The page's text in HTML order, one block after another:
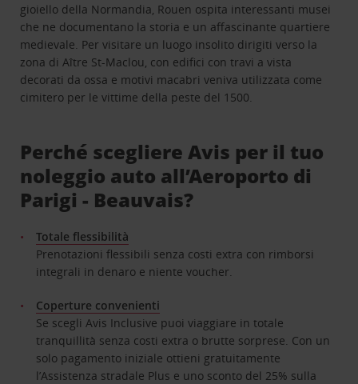
gioiello della Normandia, Rouen ospita interessanti musei
che ne documentano la storia e un affascinante quartiere
medievale. Per visitare un luogo insolito dirigiti verso la
zona di Aître St-Maclou, con edifici con travi a vista
decorati da ossa e motivi macabri veniva utilizzata come
cimitero per le vittime della peste del 1500.
Perché scegliere Avis per il tuo
noleggio auto all’Aeroporto di
Parigi - Beauvais?
Totale flessibilità
Prenotazioni flessibili senza costi extra con rimborsi
integrali in denaro e niente voucher.
Coperture convenienti
Se scegli Avis Inclusive puoi viaggiare in totale
tranquillità senza costi extra o brutte sorprese. Con un
solo pagamento iniziale ottieni gratuitamente
l’Assistenza stradale Plus e uno sconto del 25% sulla